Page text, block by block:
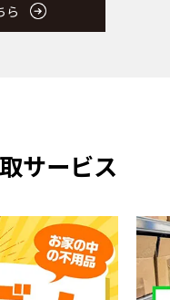
ら
サービス